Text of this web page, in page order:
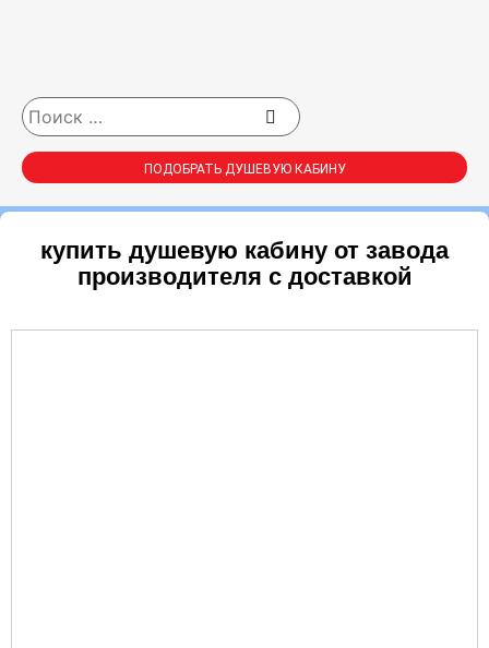
ПОДОБРАТЬ ДУШЕВУЮ КАБИНУ
купить душевую кабину от завода
производителя с доставкой